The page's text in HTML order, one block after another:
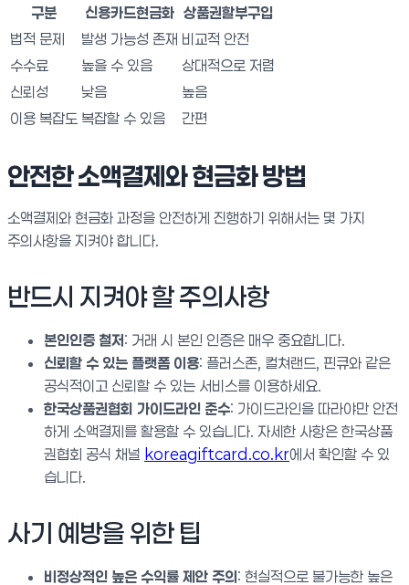
구분 신용카드현금화 상품권할부구입
법적 문제
발생 가능성 존재 비교적 안전
수수료
높을 수 있음
상대적으로 저렴
신뢰성
낮음
높음
이용 복잡도 복잡할 수 있음 간편
안전한 소액결제와 현금화 방법
소액결제와 현금화 과정을 안전하게 진행하기 위해서는 몇 가지
주의사항을 지켜야 합니다.
반드시 지켜야 할 주의사항
본인인증 철저: 거래 시 본인 인증은 매우 중요합니다.
신뢰할 수 있는 플랫폼 이용: 플러스존, 컬쳐랜드, 핀큐와 같은
공식적이고 신뢰할 수 있는 서비스를 이용하세요.
한국상품권협회 가이드라인 준수: 가이드라인을 따라야만 안전
하게 소액결제를 활용할 수 있습니다. 자세한 사항은 한국상품
권협회 공식 채널 koreagiftcard.co.kr에서 확인할 수 있
습니다.
사기 예방을 위한 팁
비정상적인 높은 수익률 제안 주의: 현실적으로 불가능한 높은